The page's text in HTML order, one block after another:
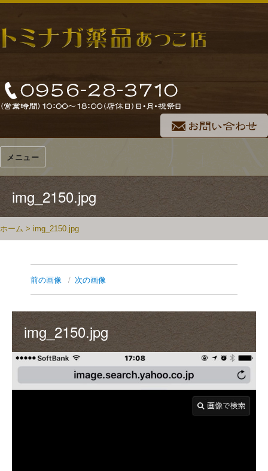
メニュー
img_2150.jpg
ホーム > img_2150.jpg
前の画像 次の画像
img_2150.jpg